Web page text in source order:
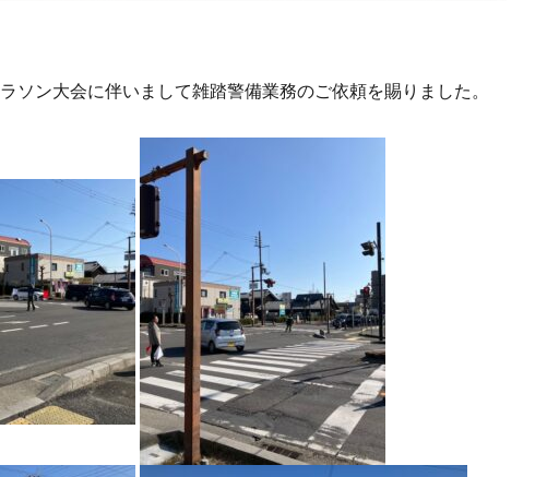
ソン大会に伴いまして雑踏警備業務のご依頼を賜りました。